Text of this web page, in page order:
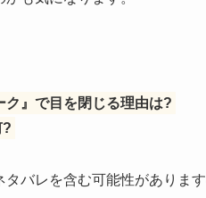
ク』で目を閉じる理由は?
?
バレを含む可能性がありま